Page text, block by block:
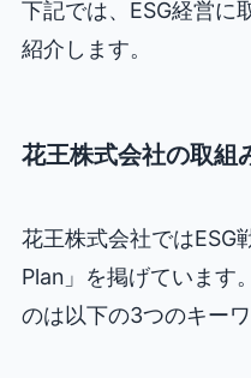
下記では、ESG経営に
紹介します。
花王株式会社の取組
花王株式会社では
Plan」を掲げています
のは以下の3つのキーワ